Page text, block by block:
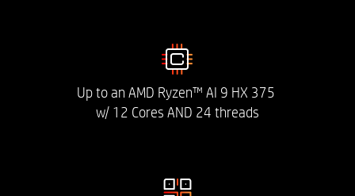
Up to an AMD Ryzen™ AI 9 HX 375
w/ 12 Cores AND 24 threads